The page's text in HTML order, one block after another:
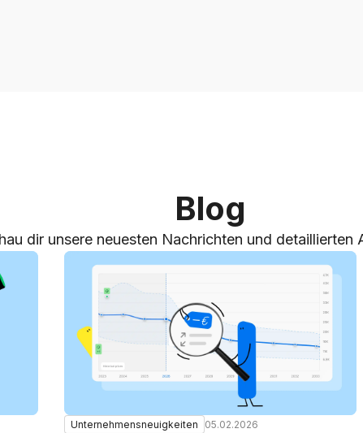
Blog
dir unsere neuesten Nachrichten und detaillierten
Unternehmensneuigkeiten 05.02.2026